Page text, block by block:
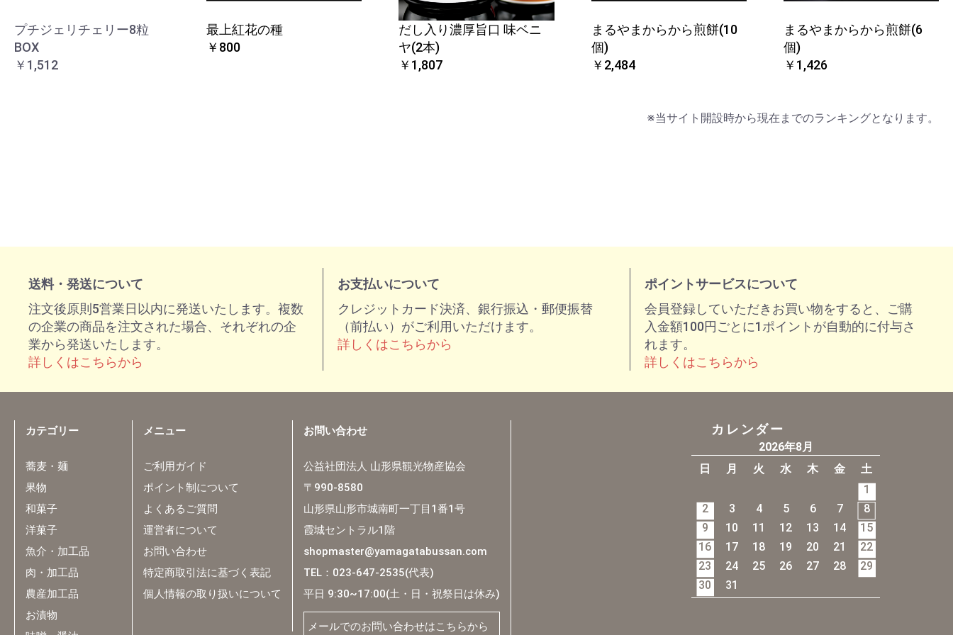
プチジェリチェリー8粒
BOX
￥1,512
最上紅花の種
￥800
だし入り濃厚旨口 味ベニ
ヤ(2本)
￥1,807
まるやまからから煎餅(10
個)
￥2,484
まるやまからから煎餅(6
個)
￥1,426
※当サイト開設時から現在までのランキングとなります。
送料・発送について
注文後原則5営業日以内に発送いたします。複数
の企業の商品を注文された場合、それぞれの企
業から発送いたします。
詳しくはこちらから
お支払いについて
クレジットカード決済、銀行振込・郵便振替
（前払い）がご利用いただけます。
詳しくはこちらから
ポイントサービスについて
会員登録していただきお買い物をすると、ご購
入金額100円ごとに1ポイントが自動的に付与さ
れます。
詳しくはこちらから
カテゴリー
蕎麦・麺
果物
和菓子
洋菓子
魚介・加工品
肉・加工品
農産加工品
お漬物
メニュー
ご利用ガイド
ポイント制について
よくあるご質問
運営者について
お問い合わせ
特定商取引法に基づく表記
個人情報の取り扱いについて
お問い合わせ
公益社団法人 山形県観光物産協会
〒990-8580
山形県山形市城南町一丁目1番1号
霞城セントラル1階
shopmaster@yamagatabussan.com
TEL：023-647-2535(代表)
平日 9:30~17:00(土・日・祝祭日は休み)
メールでのお問い合わせはこちらから
カレンダー
2026年8月
日
月 火 水 木 金
土
1
2
3 4 5 6 7
8
9
10 11 12 13 14
15
16
17 18 19 20 21
22
23
24 25 26 27 28
29
30
31